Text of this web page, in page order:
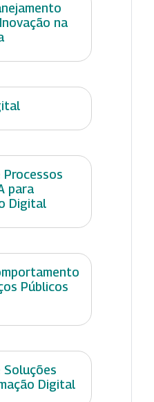
na
para
Digital
Públicos
Digital